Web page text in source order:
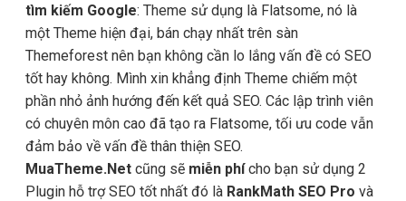
tìm kiếm Google: Theme sử dụng là Flatsome, nó là
một Theme hiện đại, bán chạy nhất trên sàn
Themeforest nên bạn không cần lo lắng vấn đề có SEO
tốt hay không. Mình xin khẳng định Theme chiếm một
phần nhỏ ảnh hướng đến kết quả SEO. Các lập trình viên
có chuyên môn cao đã tạo ra Flatsome, tối ưu code vẫn
đảm bảo về vấn đề thân thiện SEO.
MuaTheme.Net cũng sẽ miễn phícho bạn sử dụng 2
Plugin hỗ trợ SEO tốt nhất đó là RankMath SEO Pro và